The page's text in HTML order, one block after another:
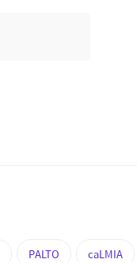
PALTO caLMIA